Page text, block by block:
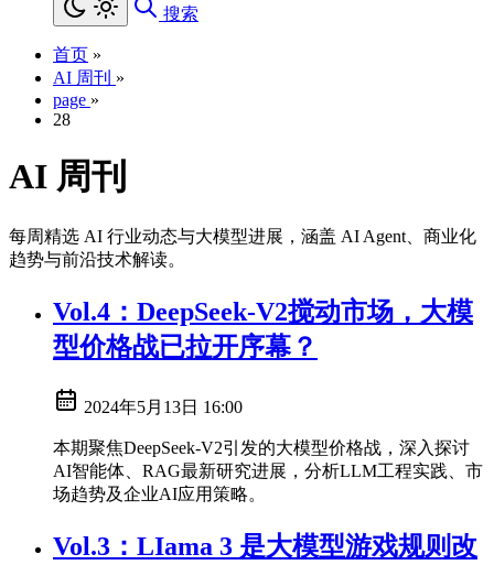
搜索
首页 »
AI 周刊 »
page »
28
AI 周刊
每周精选 AI 行业动态与大模型进展，涵盖 AI Agent、商业化
趋势与前沿技术解读。
Vol.4：DeepSeek-V2搅动市场，大模
型价格战已拉开序幕？
2024年5月13日 16:00
本期聚焦DeepSeek-V2引发的大模型价格战，深入探讨
AI智能体、RAG最新研究进展，分析LLM工程实践、市
场趋势及企业AI应用策略。
Vol.3：LIama 3 是大模型游戏规则改